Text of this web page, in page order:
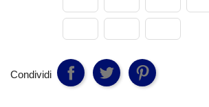
Condividi